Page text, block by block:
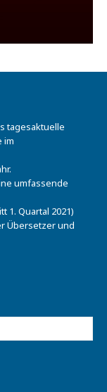
tagesaktuelle
im
umfassende
1. Quartal 2021)
Übersetzer und